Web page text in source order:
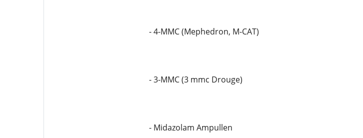
- 4-MMC (Mephedron, M-CAT)
- 3-MMC (3 mmc Drouge)
- Midazolam Ampullen